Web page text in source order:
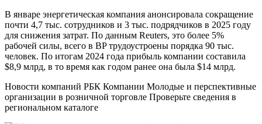
В январе энергетическая компания анонсировала сокращение
почти 4,7 тыс. сотрудников и 3 тыс. подрядчиков в 2025 году
для снижения затрат. По данным Reuters, это более 5%
рабочей силы, всего в BP трудоустроены порядка 90 тыс.
человек. По итогам 2024 года прибыль компании составила
$8,9 млрд, в то время как годом ранее она была $14 млрд.
Новости компаний РБК Компании Молодые и перспективные
организации в розничной торговле Проверьте сведения в
региональном каталоге